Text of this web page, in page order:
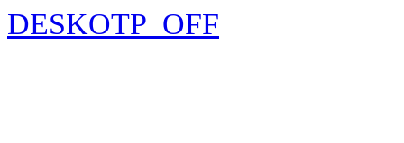
DESKOTP_OFF